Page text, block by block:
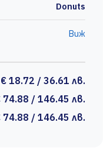
Donuts
Виж
€ 18.72 / 36.61 лв.
74.88 / 146.45 лв.
74.88 / 146.45 лв.